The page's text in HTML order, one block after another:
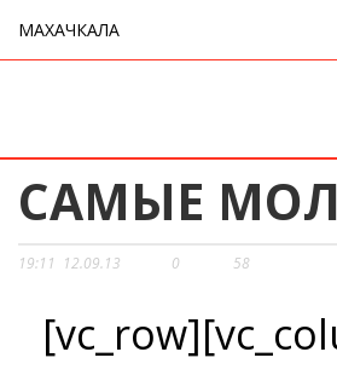
МАХАЧКАЛА
САМЫЕ
19:11 12.09.13 0 58